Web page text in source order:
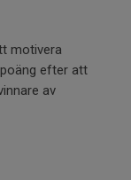
motivera
efter att
av